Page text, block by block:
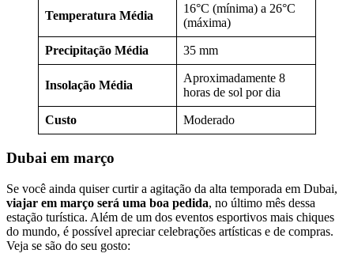
Temperatura Média
16°C (mínima) a 26°C
(máxima)
Precipitação Média 35 mm
Insolação Média
Aproximadamente 8
horas de sol por dia
Custo Moderado
Dubai em março
Se você ainda quiser curtir a agitação da alta temporada em Dubai,
viajar em março será uma boa pedida, no último mês dessa
estação turística. Além de um dos eventos esportivos mais chiques
do mundo, é possível apreciar celebrações artísticas e de compras.
Veja se são do seu gosto: